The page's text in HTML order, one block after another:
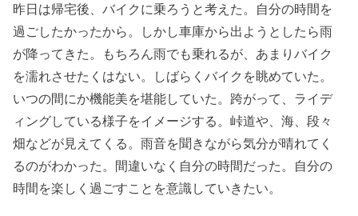
昨日は帰宅後、バイクに乗ろうと考えた。自分の時間を
過ごしたかったから。しかし車庫から出ようとしたら雨
が降ってきた。もちろん雨でも乗れるが、あまりバイク
を濡れさせたくはない。しばらくバイクを眺めていた。
いつの間にか機能美を堪能していた。跨がって、ライデ
ィングしている様子をイメージする。峠道や、海、段々
畑などが見えてくる。雨音を聞きながら気分が晴れてく
るのがわかった。間違いなく自分の時間だった。自分の
時間を楽しく過ごすことを意識していきたい。